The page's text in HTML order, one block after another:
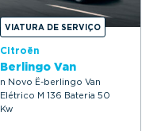
VIATURA DE SERVIÇO
Citroën
Berlingo Van
n Novo Ë-berlingo Van
Elétrico M 136 Bateria 50
Kw